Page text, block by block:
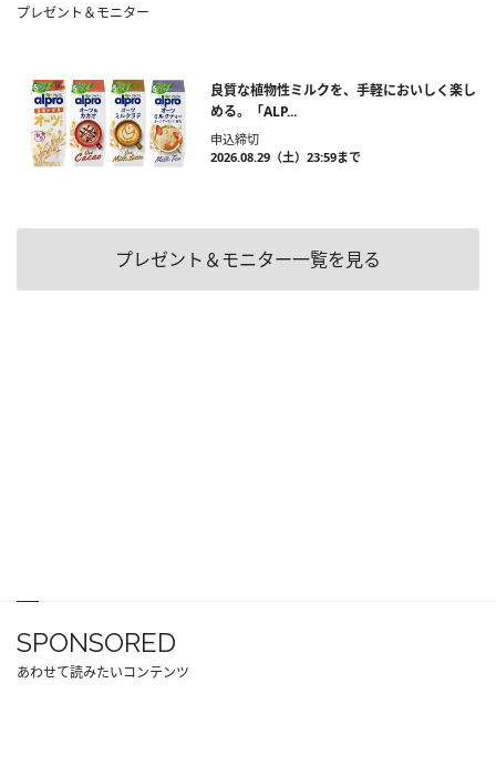
プレゼント＆モニター
良質な植物性ミルクを、手軽においしく楽し
める。「ALP...
申込締切
2026.08.29（土）23:59まで
プレゼント＆モニター一覧を見る
SPONSORED
あわせて読みたいコンテンツ